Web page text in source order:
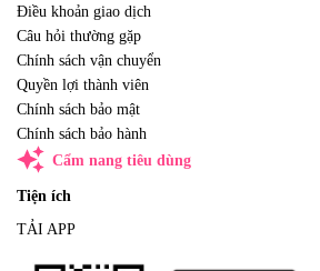
Điều khoản giao dịch
Câu hỏi thường gặp
Chính sách vận chuyển
Quyền lợi thành viên
Chính sách bảo mật
Chính sách bảo hành
auto_awesome Cẩm nang tiêu dùng
Tiện ích
TẢI APP